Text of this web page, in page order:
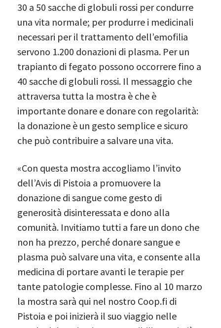
30 a 50 sacche di globuli rossi per condurre
una vita normale; per produrre i medicinali
necessari per il trattamento dell’emofilia
servono 1.200 donazioni di plasma. Per un
trapianto di fegato possono occorrere fino a
40 sacche di globuli rossi. Il messaggio che
attraversa tutta la mostra è che è
importante donare e donare con regolarità:
la donazione è un gesto semplice e sicuro
che può contribuire a salvare una vita.
«Con questa mostra accogliamo l’invito
dell’Avis di Pistoia a promuovere la
donazione di sangue come gesto di
generosità disinteressata e dono alla
comunità. Invitiamo tutti a fare un dono che
non ha prezzo, perché donare sangue e
plasma può salvare una vita, e consente alla
medicina di portare avanti le terapie per
tante patologie complesse. Fino al 10 marzo
la mostra sarà qui nel nostro Coop.fi di
Pistoia e poi inizierà il suo viaggio nelle